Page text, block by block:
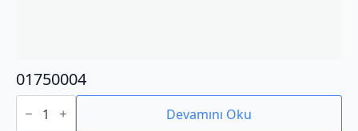
01750004
01750004
adet Devamını Oku